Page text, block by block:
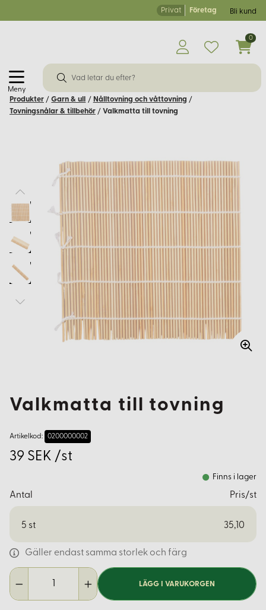
Privat Företag Bli kund
Meny
0
Produkter / Garn & ull / Nålltovning och våttovning /
Tovningsnålar & tillbehör / Valkmatta till tovning
Valkmatta till tovning
Artikelkod: 0200000002
39 SEK /st
Finns i lager
Antal Pris/st
5 st 35,10
Gäller endast samma storlek och färg
LÄGG I VARUKORGEN